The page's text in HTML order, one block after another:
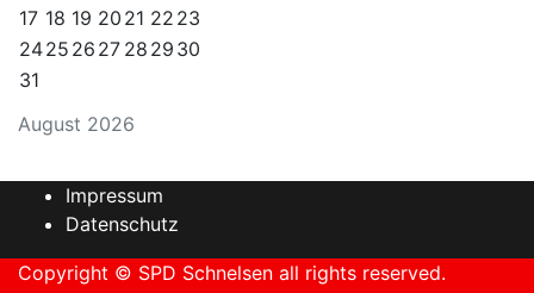
August 2026
17 18 19 20 21 22 23
2425 26 27 28 29 30
31
Impressum
Datenschutz
Copyright © SPD Schnelsen all rights reserved.